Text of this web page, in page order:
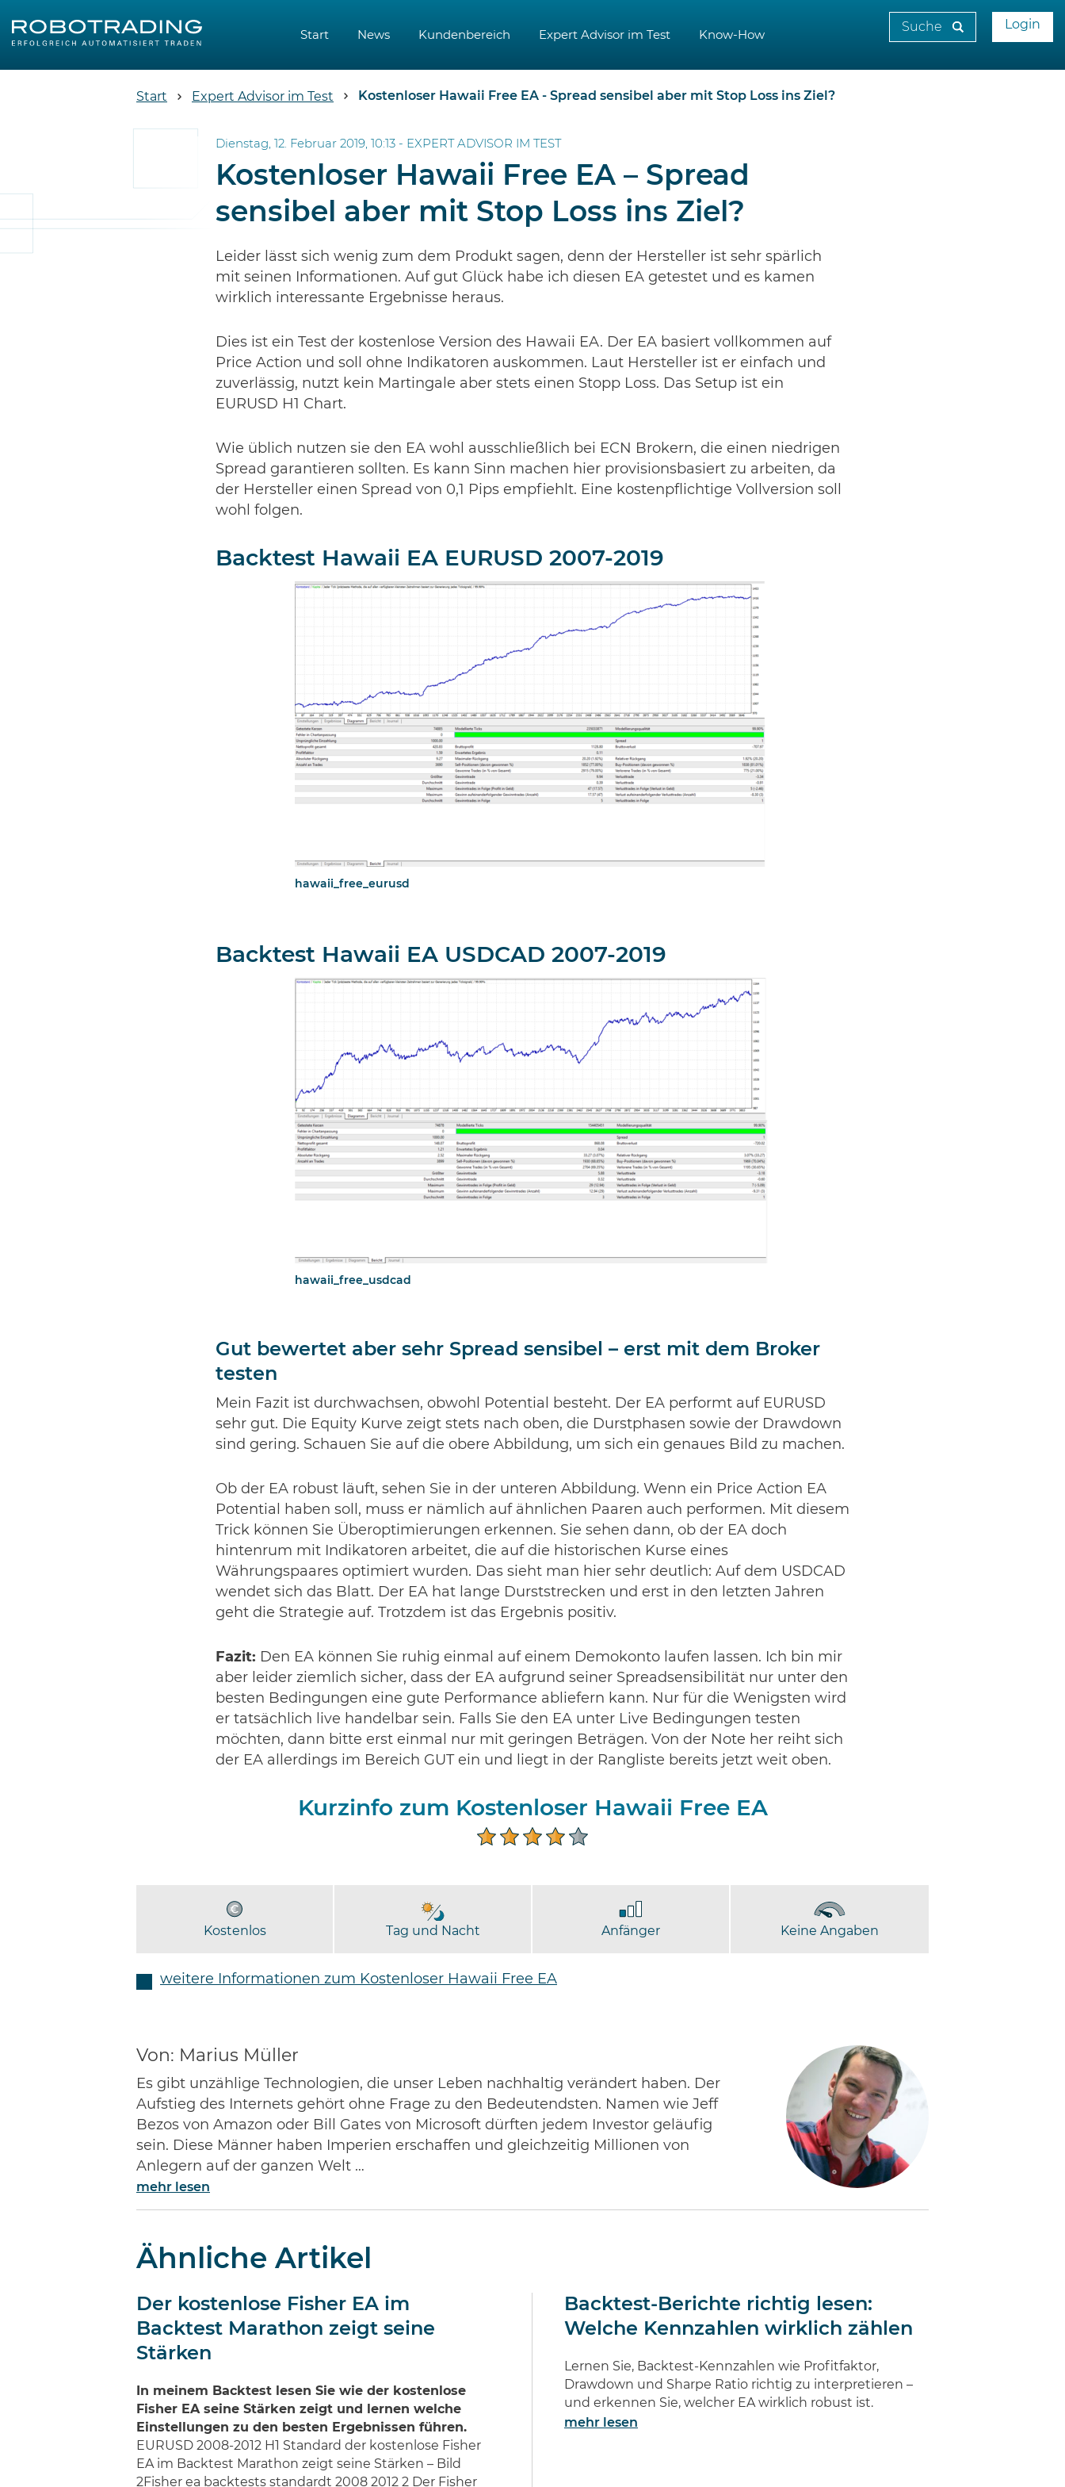
Start News Kundenbereich Expert Advisor im Test Know-How
Login
Start Expert Advisor im Test Kostenloser Hawaii Free EA - Spread sensibel aber mit Stop Loss ins Ziel?
Dienstag, 12. Februar 2019, 10:13 - EXPERT ADVISOR IM TEST
Kostenloser Hawaii Free EA – Spread
sensibel aber mit Stop Loss ins Ziel?
Leider lässt sich wenig zum dem Produkt sagen, denn der Hersteller ist sehr spärlich
mit seinen Informationen. Auf gut Glück habe ich diesen EA getestet und es kamen
wirklich interessante Ergebnisse heraus.
Dies ist ein Test der kostenlose Version des Hawaii EA. Der EA basiert vollkommen auf
Price Action und soll ohne Indikatoren auskommen. Laut Hersteller ist er einfach und
zuverlässig, nutzt kein Martingale aber stets einen Stopp Loss. Das Setup ist ein
EURUSD H1 Chart.
Wie üblich nutzen sie den EA wohl ausschließlich bei ECN Brokern, die einen niedrigen
Spread garantieren sollten. Es kann Sinn machen hier provisionsbasiert zu arbeiten, da
der Hersteller einen Spread von 0,1 Pips empfiehlt. Eine kostenpflichtige Vollversion soll
wohl folgen.
Backtest Hawaii EA EURUSD 2007-2019
hawaii_free_eurusd
Backtest Hawaii EA USDCAD 2007-2019
hawaii_free_usdcad
Gut bewertet aber sehr Spread sensibel – erst mit dem Broker
testen
Mein Fazit ist durchwachsen, obwohl Potential besteht. Der EA performt auf EURUSD
sehr gut. Die Equity Kurve zeigt stets nach oben, die Durstphasen sowie der Drawdown
sind gering. Schauen Sie auf die obere Abbildung, um sich ein genaues Bild zu machen.
Ob der EA robust läuft, sehen Sie in der unteren Abbildung. Wenn ein Price Action EA
Potential haben soll, muss er nämlich auf ähnlichen Paaren auch performen. Mit diesem
Trick können Sie Überoptimierungen erkennen. Sie sehen dann, ob der EA doch
hintenrum mit Indikatoren arbeitet, die auf die historischen Kurse eines
Währungspaares optimiert wurden. Das sieht man hier sehr deutlich: Auf dem USDCAD
wendet sich das Blatt. Der EA hat lange Durststrecken und erst in den letzten Jahren
geht die Strategie auf. Trotzdem ist das Ergebnis positiv.
Fazit: Den EA können Sie ruhig einmal auf einem Demokonto laufen lassen. Ich bin mir
aber leider ziemlich sicher, dass der EA aufgrund seiner Spreadsensibilität nur unter den
besten Bedingungen eine gute Performance abliefern kann. Nur für die Wenigsten wird
er tatsächlich live handelbar sein. Falls Sie den EA unter Live Bedingungen testen
möchten, dann bitte erst einmal nur mit geringen Beträgen. Von der Note her reiht sich
der EA allerdings im Bereich GUT ein und liegt in der Rangliste bereits jetzt weit oben.
Kurzinfo zum Kostenloser Hawaii Free EA
Kostenlos Tag und Nacht Anfänger Keine Angaben
weitere Informationen zum Kostenloser Hawaii Free EA
Von: Marius Müller
Es gibt unzählige Technologien, die unser Leben nachhaltig verändert haben. Der
Aufstieg des Internets gehört ohne Frage zu den Bedeutendsten. Namen wie Jeff
Bezos von Amazon oder Bill Gates von Microsoft dürften jedem Investor geläufig
sein. Diese Männer haben Imperien erschaffen und gleichzeitig Millionen von
Anlegern auf der ganzen Welt …
mehr lesen
Ähnliche Artikel
Der kostenlose Fisher EA im
Backtest Marathon zeigt seine
Stärken
In meinem Backtest lesen Sie wie der kostenlose
Fisher EA seine Stärken zeigt und lernen welche
Einstellungen zu den besten Ergebnissen führen.
EURUSD 2008-2012 H1 Standard der kostenlose Fisher
EA im Backtest Marathon zeigt seine Stärken – Bild
2Fisher ea backtests standardt 2008 2012 2 Der Fisher
Backtest-Berichte richtig lesen:
Welche Kennzahlen wirklich zählen
Lernen Sie, Backtest-Kennzahlen wie Profitfaktor,
Drawdown und Sharpe Ratio richtig zu interpretieren –
und erkennen Sie, welcher EA wirklich robust ist.
mehr lesen